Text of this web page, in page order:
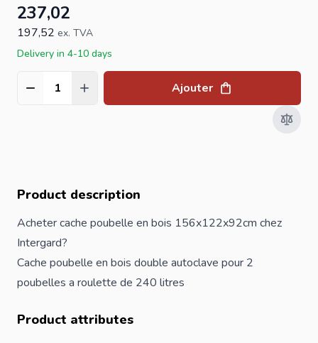
237,02
197,52 ex. TVA
Delivery in 4-10 days
Quantité Ajouter
Product description
Acheter cache poubelle en bois 156x122x92cm chez
Intergard?
Cache poubelle en bois double autoclave pour 2
poubelles a roulette de 240 litres
Product attributes